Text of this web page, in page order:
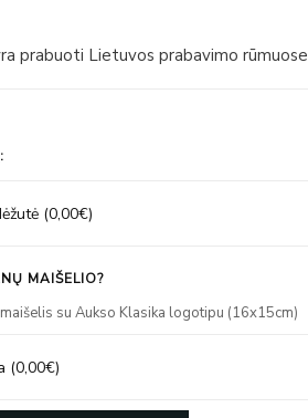
prabuoti Lietuvos prabavimo rūmuose
MAIŠELIO?
su Aukso Klasika logotipu (16x15cm)